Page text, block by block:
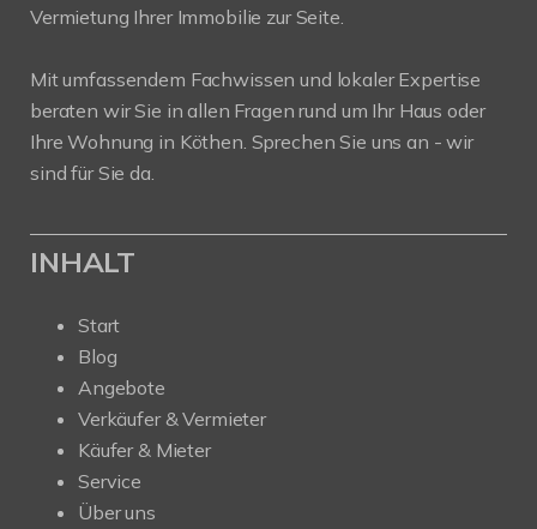
Vermietung Ihrer Immobilie zur Seite.
Mit umfassendem Fachwissen und lokaler Expertise
beraten wir Sie in allen Fragen rund um Ihr Haus oder
Ihre Wohnung in Köthen. Sprechen Sie uns an - wir
sind für Sie da.
INHALT
Start
Blog
Angebote
Verkäufer & Vermieter
Käufer & Mieter
Service
Über uns